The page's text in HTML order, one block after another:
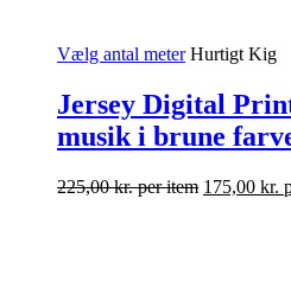
Vælg antal meter Hurtigt Kig
Jersey Digital
musik i brune
225,00kr.per item 175,00 kr.